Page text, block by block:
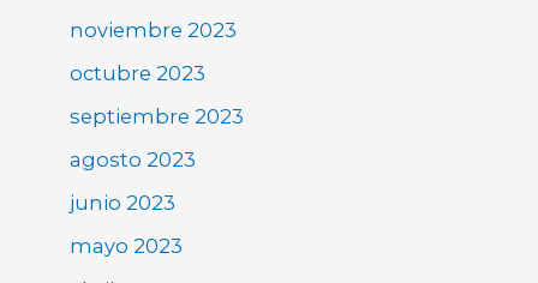
noviembre 2023
octubre 2023
septiembre 2023
agosto 2023
junio 2023
mayo 2023